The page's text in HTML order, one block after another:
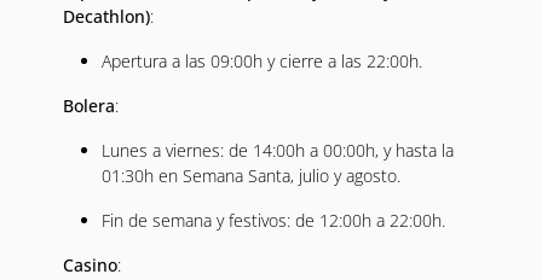
Decathlon):
Apertura a las 09:00h y cierre a las 22:00h.
Bolera:
Lunes a viernes: de 14:00h a 00:00h, y hasta la
01:30h en Semana Santa, julio y agosto.
Fin de semana y festivos: de 12:00h a 22:00h.
Casino: